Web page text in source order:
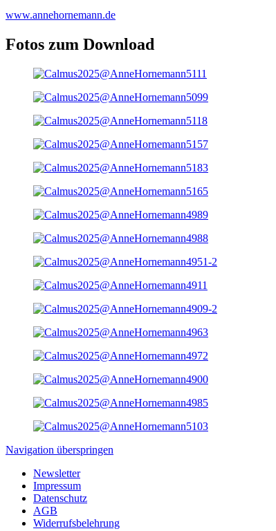
www.annehornemann.de
Fotos zum Download
Navigation überspringen
Newsletter
Impressum
Datenschutz
AGB
Widerrufsbelehrung